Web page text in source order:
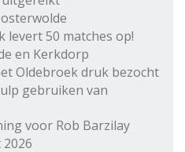
levert 50 matches op!
en Kerkdorp
Oldebroek druk bezocht
gebruiken van
voor Rob Barzilay